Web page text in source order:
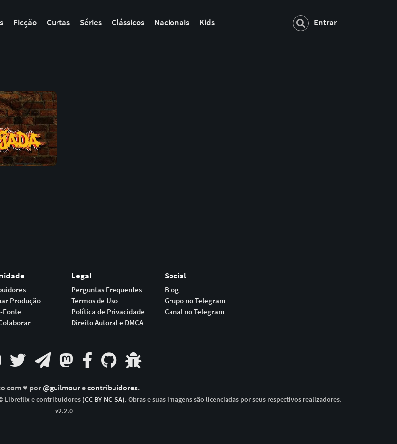
Ficção Curtas Séries Clássicos Nacionais Kids Entrar
Produção
Fonte
Legal
Perguntas Frequentes
Termos de Uso
Política de Privacidade
Direito Autoral e DMCA
Social
Blog
Grupo no Telegram
Canal no Telegram
com ♥ por@guilmourecontribuidores.
Libreflix e contribuidores (CC BY-NC-SA). Obras e suas imagens são licenciadas por seus respectivos realizadores.
v2.2.0